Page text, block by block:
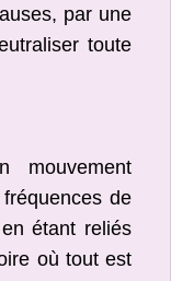
par une
toute
mouvement
de
étant reliés
où tout est